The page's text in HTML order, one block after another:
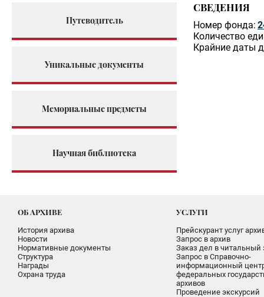
Путеводитель
Уникальные документы
Мемориальные предметы
Научная библиотека
СВЕДЕНИЯ
Номер фонда:
Количество
Крайние даты
ОБ АРХИВЕ
История архива
Новости
Нормативные документы
Структура
Награды
Охрана труда
УСЛУГИ
Прейскурант услуг
Запрос в архив
Заказ дел в читальный
Запрос в Справочно-
информационный
федеральных
архивов
Проведение экскурсий